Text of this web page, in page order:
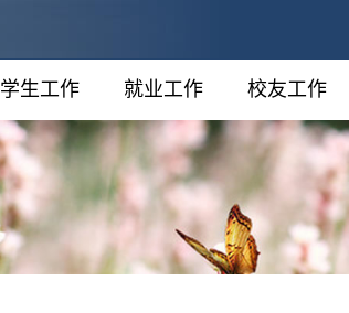
学生工作 就业工作 校友工作